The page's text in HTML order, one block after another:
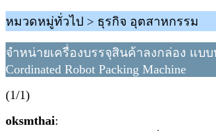
หมวดหมู่ทั่วไป > ธุรกิจ อุตสาหกรรม
จำหน่ายเครื่องบรรจุสินค้าลงกล่อง แบ
Cordinated Robot Packing Machine
(1/1)
oksmthai: